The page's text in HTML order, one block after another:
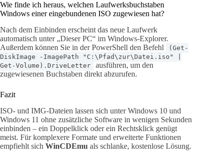
Wie finde ich heraus, welchen Laufwerksbuchstaben
Windows einer eingebundenen ISO zugewiesen hat?
Nach dem Einbinden erscheint das neue Laufwerk
automatisch unter „Dieser PC“ im Windows-Explorer.
Außerdem können Sie in der PowerShell den Befehl
(Get-
DiskImage -ImagePath "C:\Pfad\zur\Datei.iso" |
Get-Volume).DriveLetter
ausführen, um den
zugewiesenen Buchstaben direkt abzurufen.
Fazit
ISO- und IMG-Dateien lassen sich unter Windows 10 und
Windows 11 ohne zusätzliche Software in wenigen Sekunden
einbinden – ein Doppelklick oder ein Rechtsklick genügt
meist. Für komplexere Formate und erweiterte Funktionen
empfiehlt sich WinCDEmu als schlanke, kostenlose Lösung.